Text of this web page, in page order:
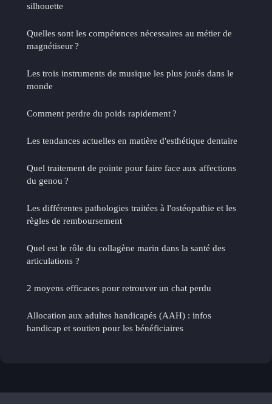
silhouette
Quelles sont les compétences nécessaires au métier de
magnétiseur ?
Les trois instruments de musique les plus joués dans le
monde
Comment perdre du poids rapidement ?
Les tendances actuelles en matière d'esthétique dentaire
Quel traitement de pointe pour faire face aux affections
du genou ?
Les différentes pathologies traitées à l'ostéopathie et les
règles de remboursement
Quel est le rôle du collagène marin dans la santé des
articulations ?
2 moyens efficaces pour retrouver un chat perdu
Allocation aux adultes handicapés (AAH) : infos
handicap et soutien pour les bénéficiaires